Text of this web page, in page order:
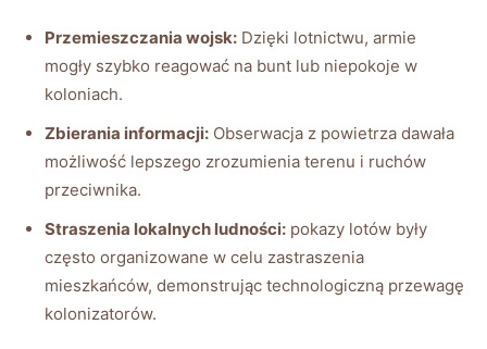
Przemieszczania wojsk: Dzięki lotnictwu, armie
mogły szybko reagować na bunt lub niepokoje w
koloniach.
Zbierania informacji: Obserwacja z powietrza dawała
możliwość lepszego zrozumienia terenu i ruchów
przeciwnika.
Straszenia lokalnych ludności: pokazy lotów były
często organizowane w celu zastraszenia
mieszkańców, demonstrując technologiczną przewagę
kolonizatorów.